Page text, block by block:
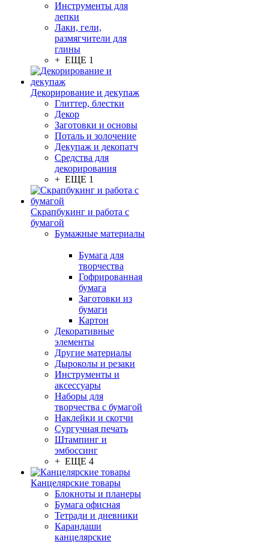
Инструменты для
лепки
Лаки, гели,
размягчители для
глины
+ ЕЩЕ 1
Декорирование и декупаж
Глиттер, блестки
Декор
Заготовки и основы
Поталь и золочение
Декупаж и декопатч
Средства для
декорирования
+ ЕЩЕ 1
Скрапбукинг и работа с
бумагой
Бумажные материалы
Бумага для
творчества
Гофрированная
бумага
Заготовки из
бумаги
Картон
Декоративные
элементы
Другие материалы
Дыроколы и резаки
Инструменты и
аксессуары
Наборы для
творчества с бумагой
Наклейки и скотчи
Сургучная печать
Штампинг и
эмбоссинг
+ ЕЩЕ 4
Канцелярские товары
Блокноты и планеры
Бумага офисная
Тетради и дневники
Карандаши
канцелярские